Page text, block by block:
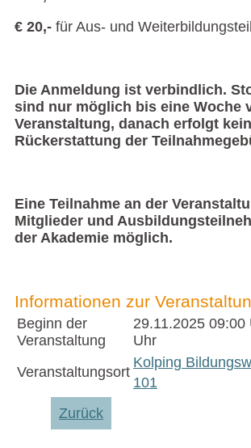
€ 20,- für Aus- und
Die Anmeldung ist verbindlich.
sind nur möglich bis eine Woche
Veranstaltung, danach erfolgt
Rückerstattung der
Eine Teilnahme an der
Mitglieder und
der Akademie möglich.
Informationen zur
Beginn der
Veranstaltung
29.11.2025 09:00
Uhr
Veranstaltungsort
Kolping
101
Zurück